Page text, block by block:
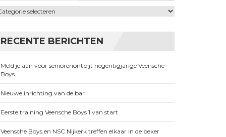
RECENTE BERICHTEN
Meld je aan voor seniorenontbijt negentigjarige Veensche
Boys
Nieuwe inrichting van de bar
Eerste training Veensche Boys 1 van start
Veensche Boys en NSC Nijkerk treffen elkaar in de beker